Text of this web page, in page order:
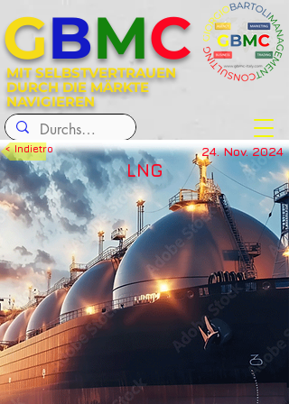
MIT SELBSTVERTRAUEN
DURCH DIE MÄRKTE
NAVIGIEREN
GBMC
< Indietro 24. Nov. 2024
LNG